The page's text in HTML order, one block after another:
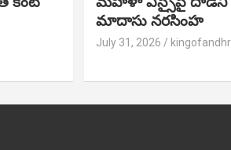
మాదాసు నరసింహ
July 31, 2026